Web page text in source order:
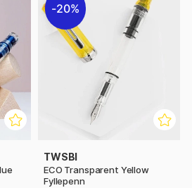
20%
TWSBI
ECO Transparent Yellow
Fyllepenn